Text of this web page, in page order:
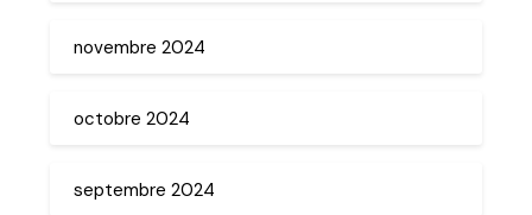
novembre 2024
octobre 2024
septembre 2024